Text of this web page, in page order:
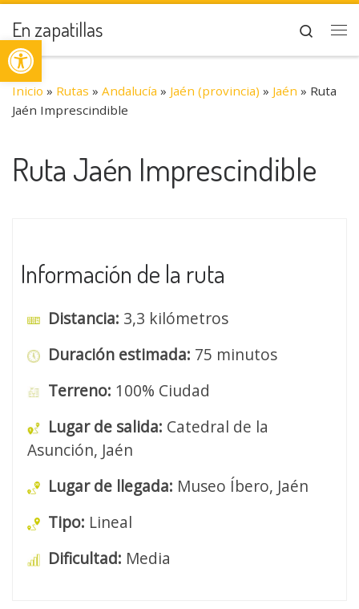
Abrir barra de herramientas
Saltar al contenido
En zapatillas
Search
Inicio » Rutas » Andalucía » Jaén (provincia) » Jaén » Ruta
Jaén Imprescindible
Ruta Jaén Imprescindible
Información de la ruta
Distancia: 3,3 kilómetros
Duración estimada: 75 minutos
Terreno: 100% Ciudad
Lugar de salida: Catedral de la
Asunción, Jaén
Lugar de llegada: Museo Íbero, Jaén
Tipo: Lineal
Dificultad: Media